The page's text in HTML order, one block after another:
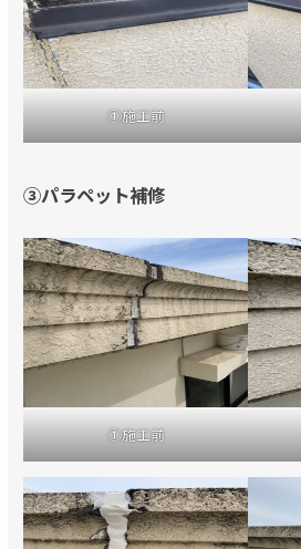
①施工前
③パラペット補修
①施工前